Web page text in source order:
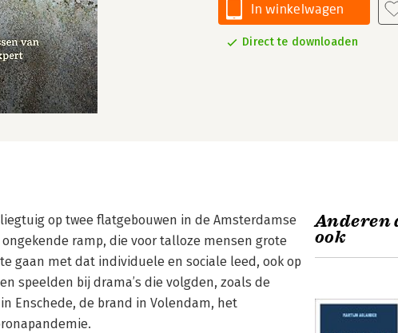
In winkelwagen
Direct te downloaden
op twee flatgebouwen in de Amsterdamse
ramp, die voor talloze mensen grote
gaan met dat individuele en sociale leed, ook op
speelden bij drama’s die volgden, zoals de
Enschede, de brand in Volendam, het
Anderen
ook